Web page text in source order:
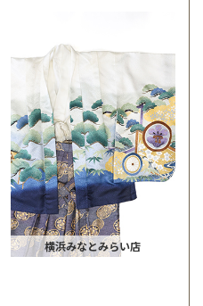
横浜みなとみらい店